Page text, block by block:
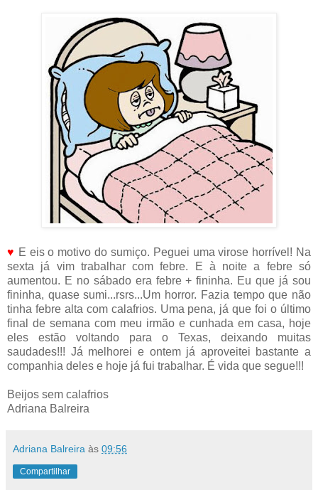
♥ E eis o motivo do sumiço. Peguei uma virose horrível! Na
sexta já vim trabalhar com febre. E à noite a febre só
aumentou. E no sábado era febre + fininha. Eu que já sou
fininha, quase sumi...rsrs...Um horror. Fazia tempo que não
tinha febre alta com calafrios. Uma pena, já que foi o último
final de semana com meu irmão e cunhada em casa, hoje
eles estão voltando para o Texas, deixando muitas
saudades!!! Já melhorei e ontem já aproveitei bastante a
companhia deles e hoje já fui trabalhar. É vida que segue!!!
Beijos sem calafrios
Adriana Balreira
Adriana Balreira às 09:56
Compartilhar